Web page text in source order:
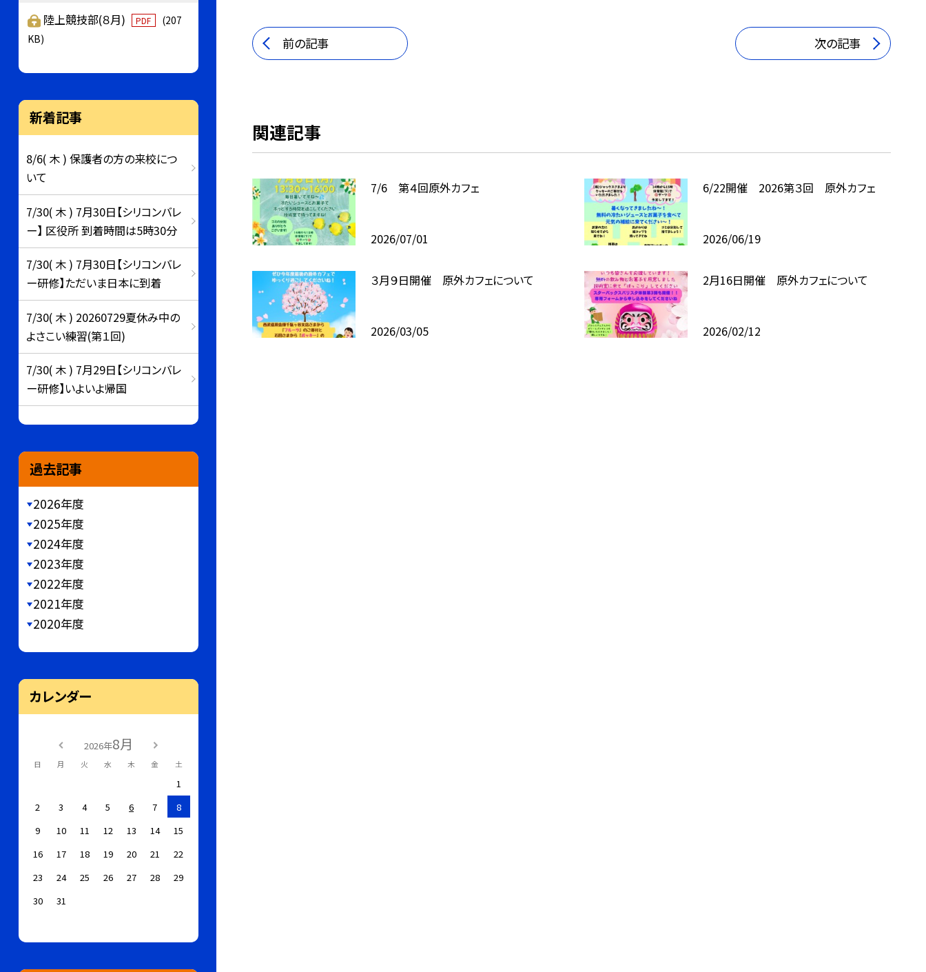
前の記事 次の記事
関連記事
7/6 第４回原外カフェ
2026/07/01
6/22開催 2026第３回 原外カフェ
2026/06/19
３月９日開催 原外カフェについて
2026/03/05
2月16日開催 原外カフェについて
2026/02/12
陸上競技部(８月) PDF
(207
KB)
新着記事
8/6( 木 ) 保護者の方の来校につ
いて
7/30( 木 ) 7月30日【シリコンバレ
ー】 区役所 到着時間は5時30分
7/30( 木 ) 7月30日【シリコンバレ
ー研修】ただいま日本に到着
7/30( 木 ) 20260729夏休み中の
よさこい練習(第１回)
7/30( 木 ) 7月29日【シリコンバレ
ー研修】いよいよ帰国
過去記事
2026年度
2025年度
2024年度
2023年度
2022年度
2021年度
2020年度
カレンダー
2026年8月
日 月 火 水 木 金 土
1
2
3 4 5 6 7
8
9
10 11 12 13 14
15
16
17 18 19 20 21
22
23
24 25 26 27 28
29
30
31